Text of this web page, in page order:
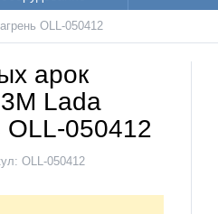
OLL-050412
арок
3М Lada
OLL-050412
OLL-050412